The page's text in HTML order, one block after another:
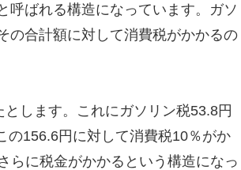
呼ばれる構造になっています。ガソ
の合計額に対して消費税がかかるの
します。これにガソリン税53.8円
の156.6円に対して消費税10％がか
らに税金がかかるという構造になっ